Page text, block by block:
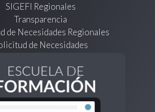
SIGEFI Regionales
Transparencia
de Necesidades Regionales
de Necesidades